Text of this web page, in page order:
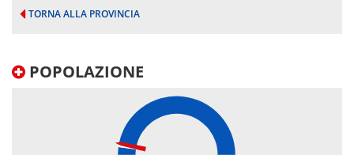
TORNA ALLA PROVINCIA
POPOLAZIONE